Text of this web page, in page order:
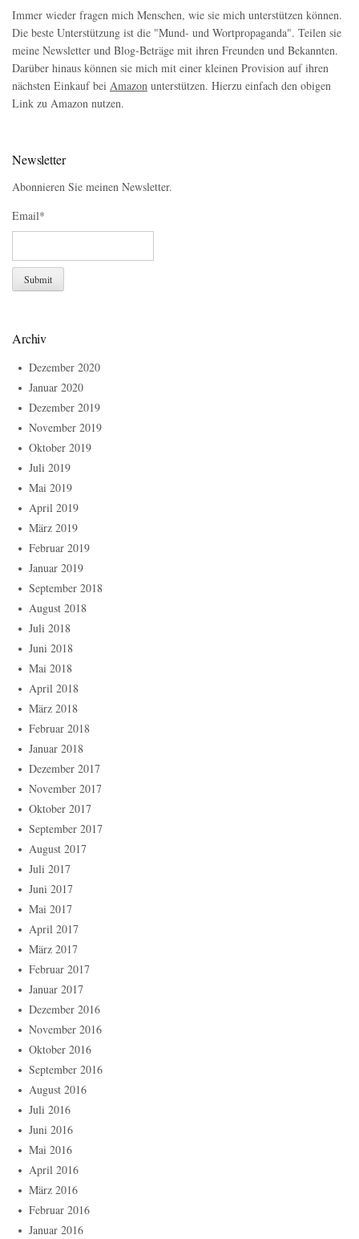
Immer wieder fragen mich Menschen, wie sie mich unterstützen können.
Die beste Unterstützung ist die "Mund- und Wortpropaganda". Teilen sie
meine Newsletter und Blog-Beträge mit ihren Freunden und Bekannten.
Darüber hinaus können sie mich mit einer kleinen Provision auf ihren
nächsten Einkauf bei Amazon unterstützen. Hierzu einfach den obigen
Link zu Amazon nutzen.
Newsletter
Abonnieren Sie meinen Newsletter.
Email*
Archiv
Dezember 2020
Januar 2020
Dezember 2019
November 2019
Oktober 2019
Juli 2019
Mai 2019
April 2019
März 2019
Februar 2019
Januar 2019
September 2018
August 2018
Juli 2018
Juni 2018
Mai 2018
April 2018
März 2018
Februar 2018
Januar 2018
Dezember 2017
November 2017
Oktober 2017
September 2017
August 2017
Juli 2017
Juni 2017
Mai 2017
April 2017
März 2017
Februar 2017
Januar 2017
Dezember 2016
November 2016
Oktober 2016
September 2016
August 2016
Juli 2016
Juni 2016
Mai 2016
April 2016
März 2016
Februar 2016
Januar 2016